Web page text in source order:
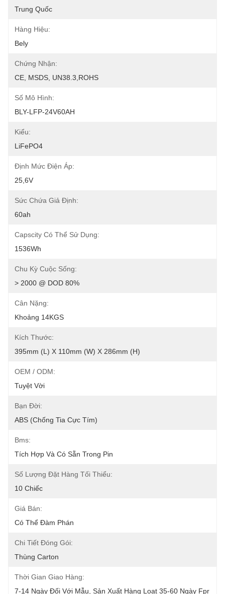
Trung Quốc
Hàng Hiệu:
Bely
Chứng Nhận:
CE, MSDS, UN38.3,ROHS
Số Mô Hình:
BLY-LFP-24V60AH
Kiểu:
LiFePO4
Định Mức Điện Áp:
25,6V
Sức Chứa Giả Định:
60ah
Capscity Có Thể Sử Dụng:
1536Wh
Chu Kỳ Cuộc Sống:
> 2000 @ DOD 80%
Cân Nặng:
Khoảng 14KGS
Kích Thước:
395mm (L) X 110mm (W) X 286mm (H)
OEM / ODM:
Tuyệt Vời
Bạn Đời:
ABS (chống Tia Cực Tím)
Bms:
Tích Hợp Và Có Sẵn Trong Pin
Số Lượng Đặt Hàng Tối Thiểu:
10 Chiếc
Giá Bán:
Có Thể Đàm Phán
Chi Tiết Đóng Gói:
Thùng Carton
Thời Gian Giao Hàng:
7-14 Ngày Đối Với Mẫu, Sản Xuất Hàng Loạt 35-60 Ngày Fpr